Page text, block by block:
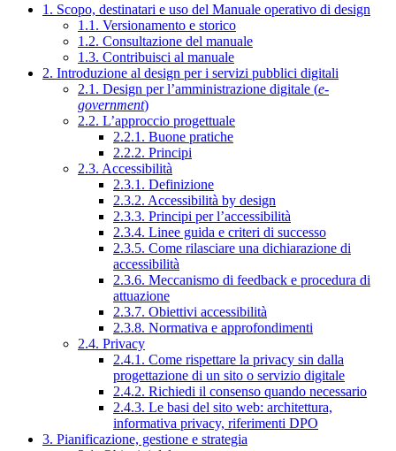
1. Scopo, destinatari e uso del Manuale operativo di design
1.1. Versionamento e storico
1.2. Consultazione del manuale
1.3. Contribuisci al manuale
2. Introduzione al design per i servizi pubblici digitali
2.1. Design per l’amministrazione digitale (e-
government)
2.2. L’approccio progettuale
2.2.1. Buone pratiche
2.2.2. Principi
2.3. Accessibilità
2.3.1. Definizione
2.3.2. Accessibilità by design
2.3.3. Principi per l’accessibilità
2.3.4. Linee guida e criteri di successo
2.3.5. Come rilasciare una dichiarazione di
accessibilità
2.3.6. Meccanismo di feedback e procedura di
attuazione
2.3.7. Obiettivi accessibilità
2.3.8. Normativa e approfondimenti
2.4. Privacy
2.4.1. Come rispettare la privacy sin dalla
progettazione di un sito o servizio digitale
2.4.2. Richiedi il consenso quando necessario
2.4.3. Le basi del sito web: architettura,
informativa privacy, riferimenti DPO
3. Pianificazione, gestione e strategia